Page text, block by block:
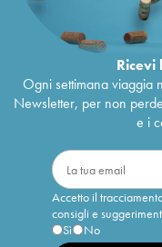
Ricevi
Ogni settimana viaggia
Newsletter, per non
e i
Accetto il
consigli e
Sì
No